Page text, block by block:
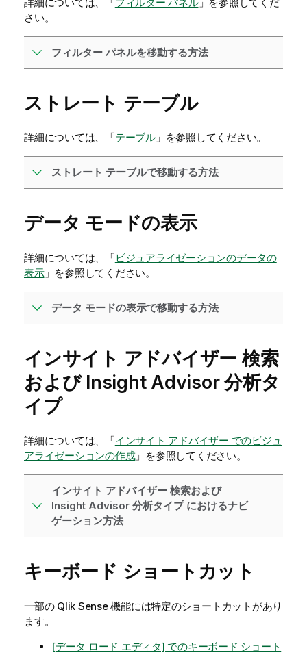
さい。
フィルター パネルを移動する方法
ストレート テーブル
詳細については、「テーブル」を参照してください。
ストレート テーブルで移動する方法
データ モードの表示
詳細については、「ビジュアライゼーションのデータの
表示」を参照してください。
データ モードの表示で移動する方法
インサイト アドバイザー 検索
および Insight Advisor 分析タ
イプ
詳細については、「インサイト アドバイザー でのビジュ
アライゼーションの作成」を参照してください。
インサイト アドバイザー 検索および
Insight Advisor 分析タイプ におけるナビ
ゲーション方法
キーボード ショートカット
一部の Qlik Sense機能には特定のショートカットがあり
ます。
[データ ロード エディタ] でのキーボード ショート